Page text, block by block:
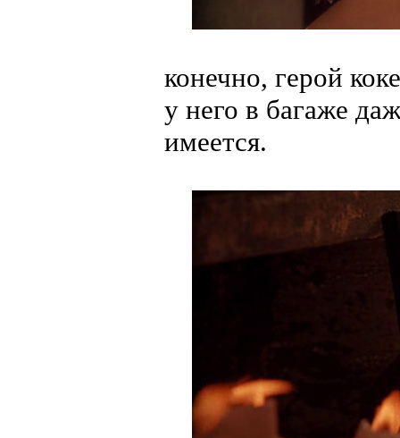
конечно, герой
у него в багаже
имеется.